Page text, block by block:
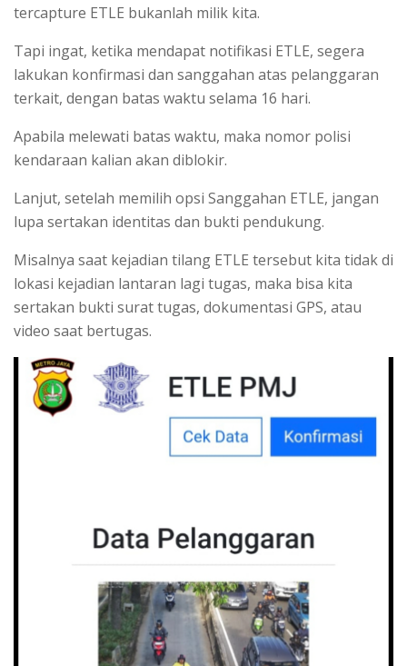
tercapture ETLE bukanlah milik kita.
Tapi ingat, ketika mendapat notifikasi ETLE, segera
lakukan konfirmasi dan sanggahan atas pelanggaran
terkait, dengan batas waktu selama 16 hari.
Apabila melewati batas waktu, maka nomor polisi
kendaraan kalian akan diblokir.
Lanjut, setelah memilih opsi Sanggahan ETLE, jangan
lupa sertakan identitas dan bukti pendukung.
Misalnya saat kejadian tilang ETLE tersebut kita tidak di
lokasi kejadian lantaran lagi tugas, maka bisa kita
sertakan bukti surat tugas, dokumentasi GPS, atau
video saat bertugas.